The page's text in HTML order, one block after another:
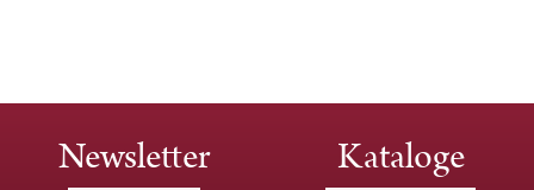
Newsletter Kataloge